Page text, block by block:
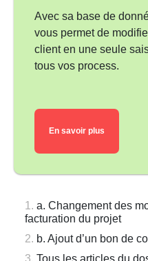
Avec sa base de
vous permet de
client en une seule
tous vos process.
En savoir plus
a. Changement des
facturation du projet
b. Ajout d’un bon de
Tous les articles du